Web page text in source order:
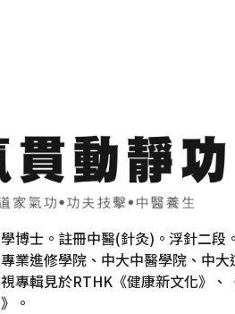
博士。註冊中醫(針灸)。浮針二
業進修學院、中大中醫學院、中
專輯見於RTHK《健康新文化》、
。